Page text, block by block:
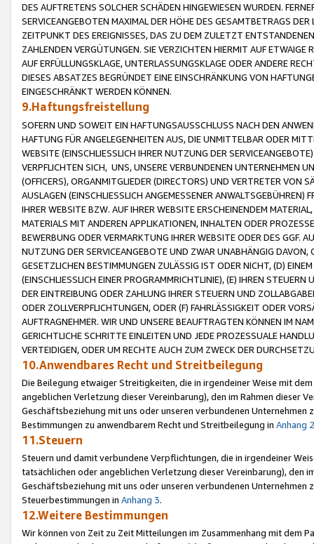
DES AUFTRETENS SOLCHER SCHÄDEN HINGEWIESEN WURDEN.
SERVICEANGEBOTEN MAXIMAL DER HÖHE DES GESAMTBETRAGS
ZEITPUNKT DES EREIGNISSES, DAS ZU DEM ZULETZT
ZAHLENDEN VERGÜTUNGEN. SIE VERZICHTEN HIERMIT AUF
AUF ERFÜLLUNGSKLAGE, UNTERLASSUNGSKLAGE ODER ANDERE
DIESES ABSATZES BEGRÜNDET EINE EINSCHRÄNKUNG VON
EINGESCHRÄNKT WERDEN KÖNNEN.
9.Haftungsfreistellung
SOFERN UND SOWEIT EIN HAFTUNGSAUSSCHLUSS NACH DEN
HAFTUNG FÜR ANGELEGENHEITEN AUS, DIE UNMITTELBAR ODER
WEBSITE (EINSCHLIESSLICH IHRER NUTZUNG DER
VERPFLICHTEN SICH, UNS, UNSERE VERBUNDENEN UNTERNEHMEN
(OFFICERS), ORGANMITGLIEDER (DIRECTORS) UND VERTRETER VON
AUSLAGEN (EINSCHLIESSLICH ANGEMESSENER
IHRER WEBSITE BZW. AUF IHRER WEBSITE ERSCHEINENDEM
MATERIALS MIT ANDEREN APPLIKATIONEN, INHALTEN ODER
BEWERBUNG ODER VERMARKTUNG IHRER WEBSITE ODER DES GGF.
NUTZUNG DER SERVICEANGEBOTE UND ZWAR UNABHÄNGIG
GESETZLICHEN BESTIMMUNGEN ZULÄSSIG IST ODER NICHT, (D)
(EINSCHLIESSLICH EINER PROGRAMMRICHTLINIE), (E) IHREN
DER EINTREIBUNG ODER ZAHLUNG IHRER STEUERN UND
ODER ZOLLVERPFLICHTUNGEN, ODER (F) FAHRLÄSSIGKEIT ODER
AUFTRAGNEHMER. WIR UND UNSERE BEAUFTRAGTEN KÖNNEN IM
GERICHTLICHE SCHRITTE EINLEITEN UND JEDE PROZESSUALE
VERTEIDIGEN, ODER UM RECHTE AUCH ZUM ZWECK DER
10.Anwendbares Recht und Streitbeilegung
Die Beilegung etwaiger Streitigkeiten, die in irgendeiner Weise mit
angeblichen Verletzung dieser Vereinbarung), den im Rahmen dieser
Geschäftsbeziehung mit uns oder unseren verbundenen
Bestimmungen zu anwendbarem Recht und Streitbeilegung in Anhang 2
11.Steuern
Steuern und damit verbundene Verpflichtungen, die in irgendeiner
tatsächlichen oder angeblichen Verletzung dieser Vereinbarung), den
Geschäftsbeziehung mit uns oder unseren verbundenen
Steuerbestimmungen in Anhang 3.
12.Weitere Bestimmungen
Wir können von Zeit zu Zeit Mitteilungen im Zusammenhang mit dem